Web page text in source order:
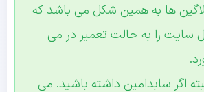
ها به همین شکل می باشد که
سایت را به حالت تعمیر در می
اگر سابدامین داشته باشید. می